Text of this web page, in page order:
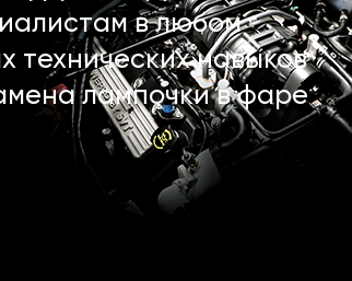
в любом
технических навыков
лампочки в фаре